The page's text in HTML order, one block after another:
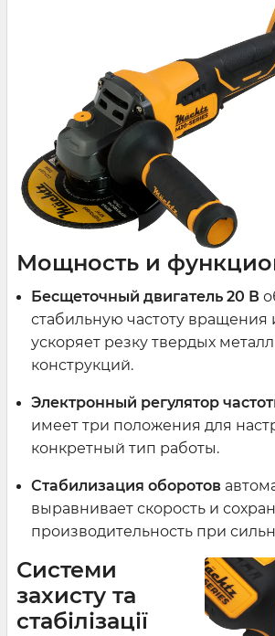
Мощность и
Бесщеточный двигатель 20 В
стабильную частоту вращения
ускоряет резку твердых
конструкций.
Электронный регулятор
имеет три положения для
конкретный тип работы.
Стабилизация оборотов
выравнивает скорость и
производительность при
Системи
захисту та
стабілізації